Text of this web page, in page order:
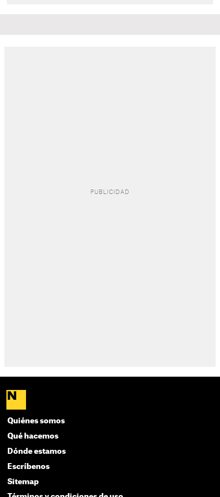
Quiénes somos
Qué hacemos
Dónde estamos
Escríbenos
Sitemap